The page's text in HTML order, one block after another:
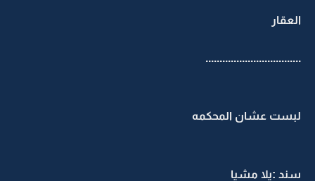
العقار
..................................
لبست عشان المحكمه
سند :يلا مشيا